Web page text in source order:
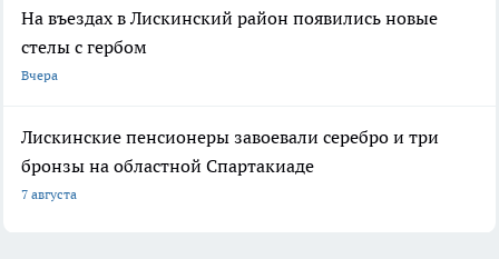
На въездах в Лискинский район появились новые
стелы с гербом
Вчера
Лискинские пенсионеры завоевали серебро и три
бронзы на областной Спартакиаде
7 августа